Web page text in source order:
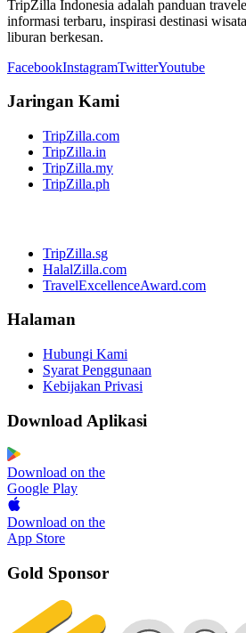
TripZilla Indonesia adalah panduan
informasi terbaru, inspirasi destinasi
liburan berkesan.
FacebookInstagramTwitterYoutube
Jaringan Kami
TripZilla.com
TripZilla.in
TripZilla.my
TripZilla.ph
TripZilla.sg
HalalZilla.com
TravelExcellenceAward.com
Halaman
Hubungi Kami
Syarat Penggunaan
Kebijakan Privasi
Download Aplikasi
Download on the
Google Play
Download on the
App Store
Gold Sponsor